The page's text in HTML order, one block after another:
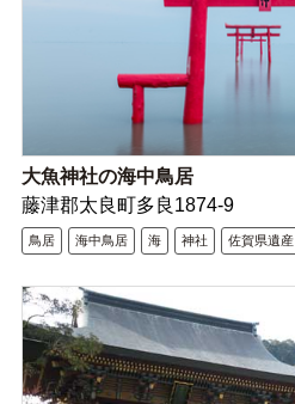
大魚神社の海中鳥居
藤津郡太良町多良1874-9
鳥居 海中鳥居 海 神社 佐賀県遺産